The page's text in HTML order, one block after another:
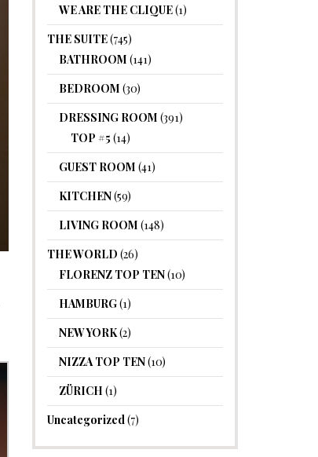
WE ARE THE CLIQUE(1)
THE SUITE(745)
BATHROOM (141)
BEDROOM (30)
DRESSING ROOM (391)
TOP #5 (14)
GUEST ROOM (41)
KITCHEN(59)
LIVING ROOM (148)
THE WORLD (26)
FLORENZ TOP TEN(10)
HAMBURG(1)
NEW YORK(2)
NIZZA TOP TEN(10)
ZÜRICH (1)
Uncategorized(7)